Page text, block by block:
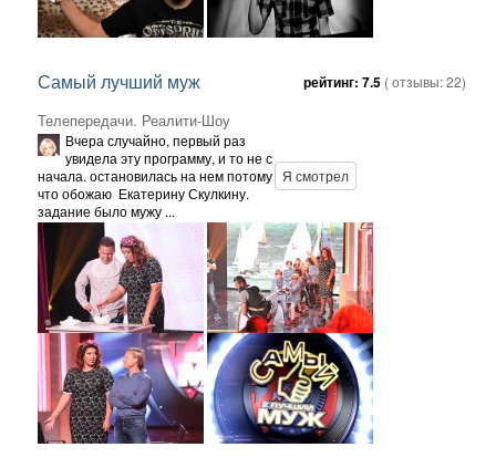
Самый лучший муж
Телепередачи. Реалити-Шоу
рейтинг: 7.5 ( отзывы:22)
Вчера случайно, первый раз
увидела эту программу, и то не с
начала. остановилась на нем потому
что обожаю Екатерину Скулкину.
задание было мужу ...
Я смотрел